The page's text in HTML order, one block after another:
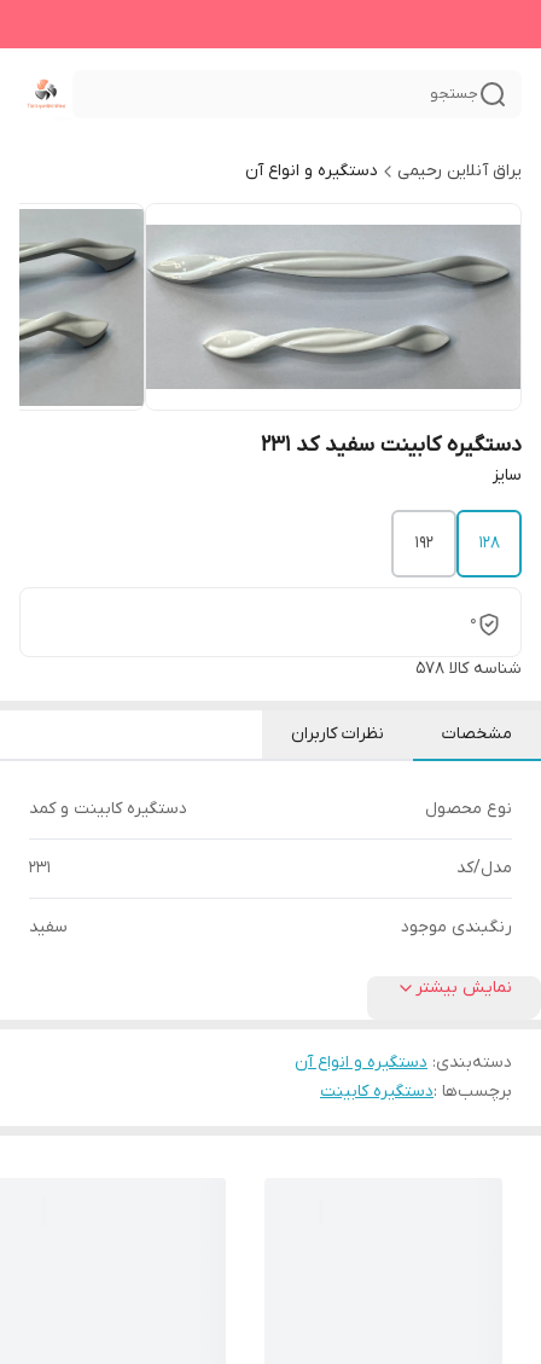
جستجو
یراق آنلاین رحیمی دستگیره و انواع آن
دستگیره کابینت سفید کد 231
سایز
128
192
0
شناسه کالا 578
مشخصات نظرات کاربران
نوع محصول دستگیره کابینت و کمد
مدل/کد 231
رنگبندی موجود سفید
نمایش بیشتر
دسته‌بندی: دستگیره و انواع آن
برچسب‌ها :دستگیره کابینت